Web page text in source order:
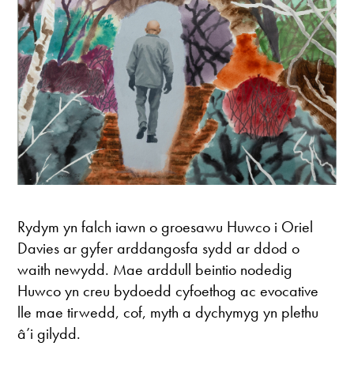
Rydym yn falch iawn o groesawu Huwco i Oriel
Davies ar gyfer arddangosfa sydd ar ddod o
waith newydd. Mae arddull beintio nodedig
Huwco yn creu bydoedd cyfoethog ac evocative
lle mae tirwedd, cof, myth a dychymyg yn plethu
â’i gilydd.